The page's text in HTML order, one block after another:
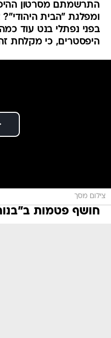
התרשמתם מסרטון
ומפלגת "הבית
בפני נפתלי בנט עוד
היפסטרים, כי מקלחת
צילום מסך
חושף פטמות